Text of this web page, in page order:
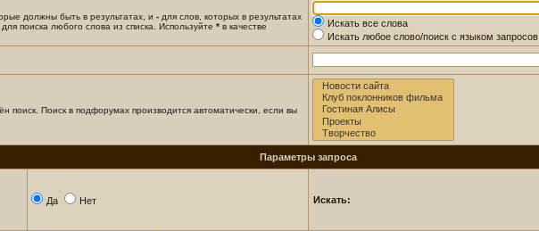
должны быть в результатах, и - для слов, которых в результатах
для поиска любого слова из списка. Используйте * в качестве
Искать все слова
Искать любое слово/поиск с языком запросов
Поиск в подфорумах производится автоматически, если вы
Параметры запроса
Да Нет Искать: